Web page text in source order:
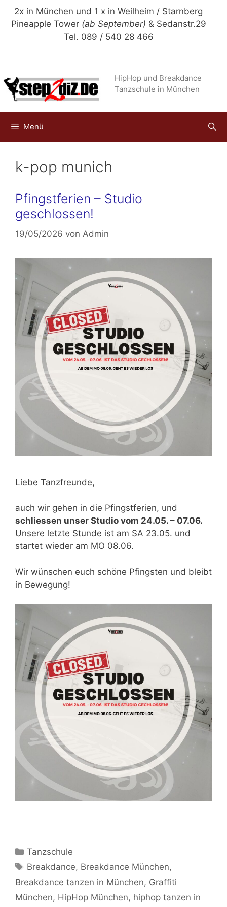
Zum
Inhalt
2x in München und 1 x in Weilheim / Starnberg
Pineapple Tower (ab September) & Sedanstr.29
Tel. 089 / 540 28 466
HipHop und Breakdance
Tanzschule in München
Menü
k-pop munich
Pfingstferien – Studio
geschlossen!
19/05/2026 von Admin
Liebe Tanzfreunde,
auch wir gehen in die Pfingstferien, und
schliessen unser Studio vom 24.05. – 07.06.
Unsere letzte Stunde ist am SA 23.05. und
startet wieder am MO 08.06.
Wir wünschen euch schöne Pfingsten und bleibt
in Bewegung!
Kategorien
Tanzschule
Schlagwörter
Breakdance, Breakdance München,
Breakdance tanzen in München, Graffiti
München, HipHop München, hiphop tanzen in